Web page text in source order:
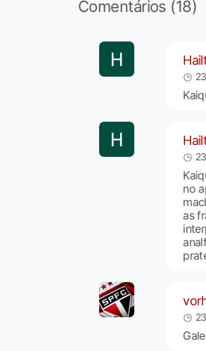
Comentários (18)
no
as